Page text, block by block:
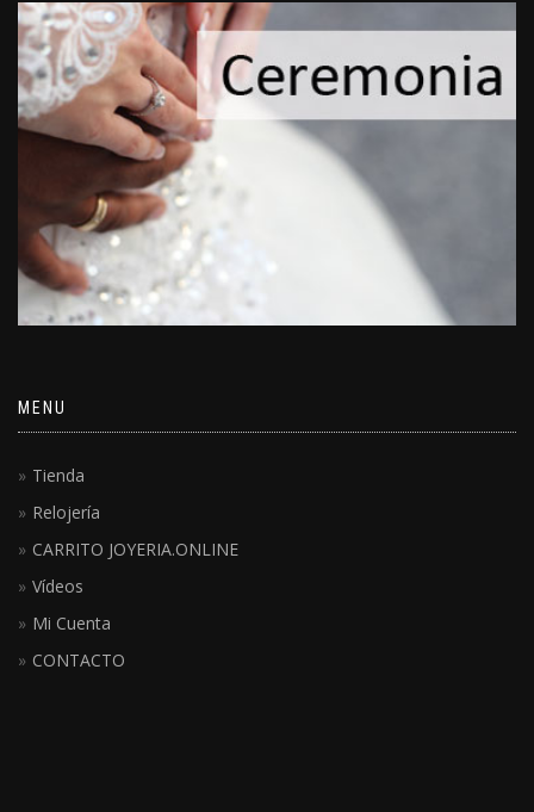
MENU
Tienda
Relojería
CARRITO JOYERIA.ONLINE
Vídeos
Mi Cuenta
CONTACTO